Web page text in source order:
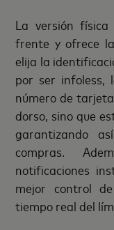
La versión
frente y ofrece
elija la
por ser infoless,
número de
dorso, sino que
garantizando
compras.
notificaciones
mejor control
tiempo real del